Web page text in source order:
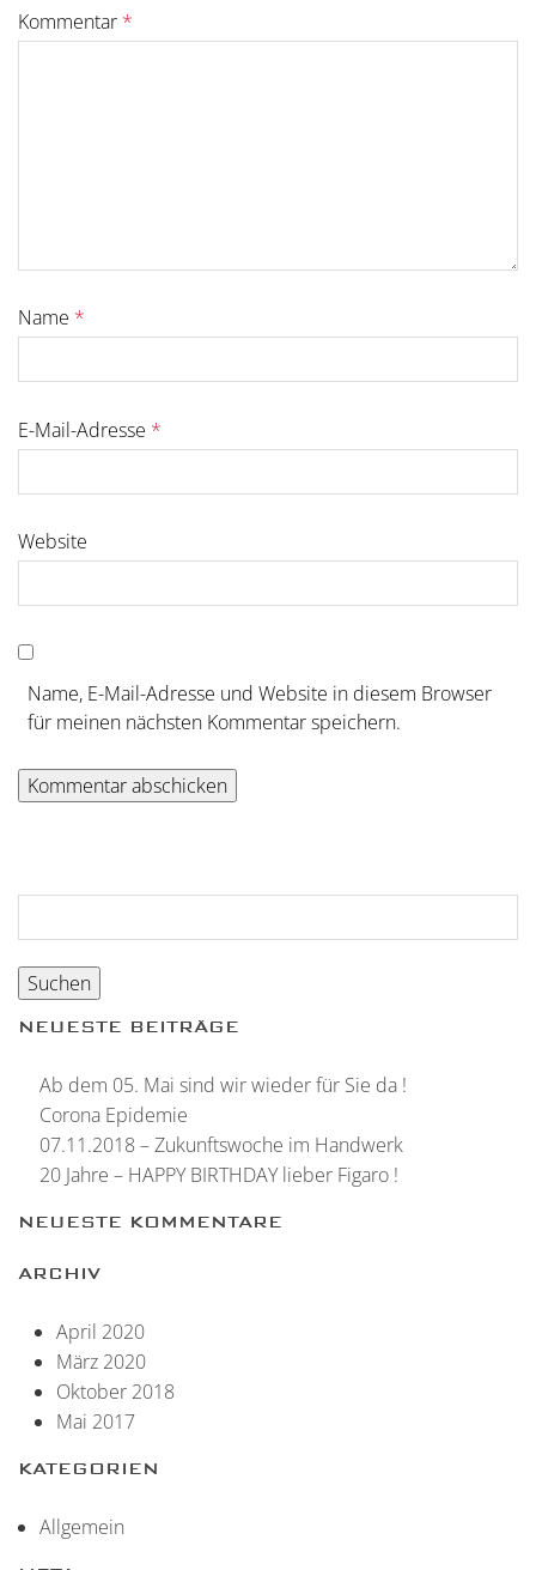
Kommentar *
Name *
E-Mail-Adresse *
Website
Name, E-Mail-Adresse und Website in diesem Browser
für meinen nächsten Kommentar speichern.
Suchen
NEUESTE BEITRÄGE
Ab dem 05. Mai sind wir wieder für Sie da !
Corona Epidemie
07.11.2018 – Zukunftswoche im Handwerk
20 Jahre – HAPPY BIRTHDAY lieber Figaro !
NEUESTE KOMMENTARE
ARCHIV
April 2020
März 2020
Oktober 2018
Mai 2017
KATEGORIEN
Allgemein